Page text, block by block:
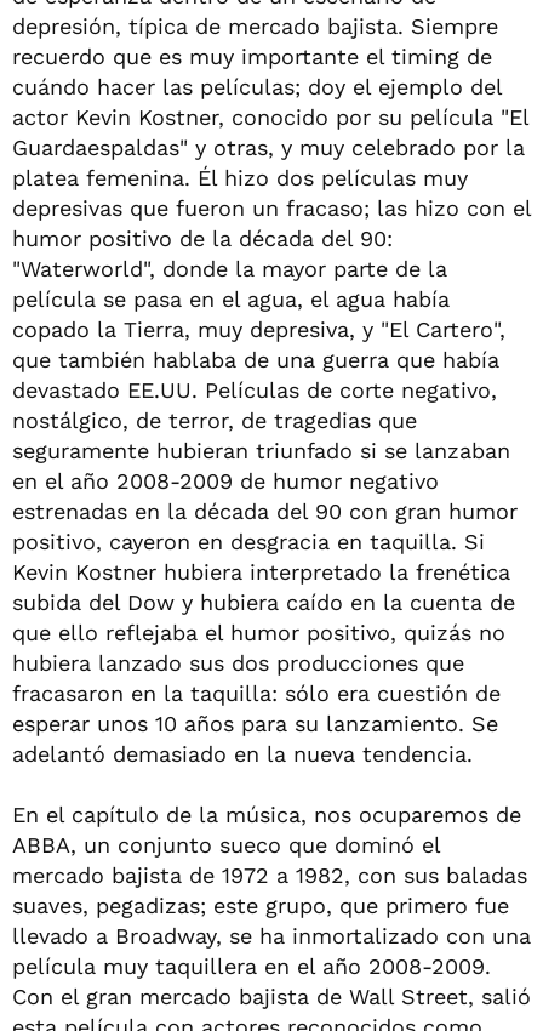
depresión, típica de mercado bajista. Siempre
recuerdo que es muy importante el timing de
cuándo hacer las películas; doy el ejemplo del
actor Kevin Kostner, conocido por su película "El
Guardaespaldas" y otras, y muy celebrado por la
platea femenina. Él hizo dos películas muy
depresivas que fueron un fracaso; las hizo con el
humor positivo de la década del 90:
"Waterworld", donde la mayor parte de la
película se pasa en el agua, el agua había
copado la Tierra, muy depresiva, y "El Cartero",
que también hablaba de una guerra que había
devastado EE.UU. Películas de corte negativo,
nostálgico, de terror, de tragedias que
seguramente hubieran triunfado si se lanzaban
en el año 2008-2009 de humor negativo
estrenadas en la década del 90 con gran humor
positivo, cayeron en desgracia en taquilla. Si
Kevin Kostner hubiera interpretado la frenética
subida del Dow y hubiera caído en la cuenta de
que ello reflejaba el humor positivo, quizás no
hubiera lanzado sus dos producciones que
fracasaron en la taquilla: sólo era cuestión de
esperar unos 10 años para su lanzamiento. Se
adelantó demasiado en la nueva tendencia.
En el capítulo de la música, nos ocuparemos de
ABBA, un conjunto sueco que dominó el
mercado bajista de 1972 a 1982, con sus baladas
suaves, pegadizas; este grupo, que primero fue
llevado a Broadway, se ha inmortalizado con una
película muy taquillera en el año 2008-2009.
Con el gran mercado bajista de Wall Street, salió